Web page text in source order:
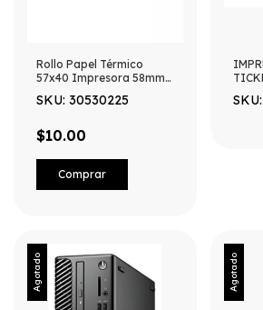
Rollo Papel Térmico
57x40 Impresora 58mm
SKU: 30530225
$10.00
Agotado Agotado